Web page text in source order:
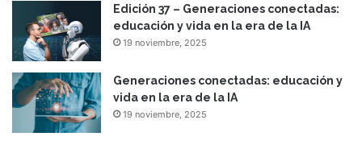
Edición 37 – Generaciones conectadas:
educación y vida en la era de la IA
19 noviembre, 2025
Generaciones conectadas: educación y
vida en la era de la IA
19 noviembre, 2025